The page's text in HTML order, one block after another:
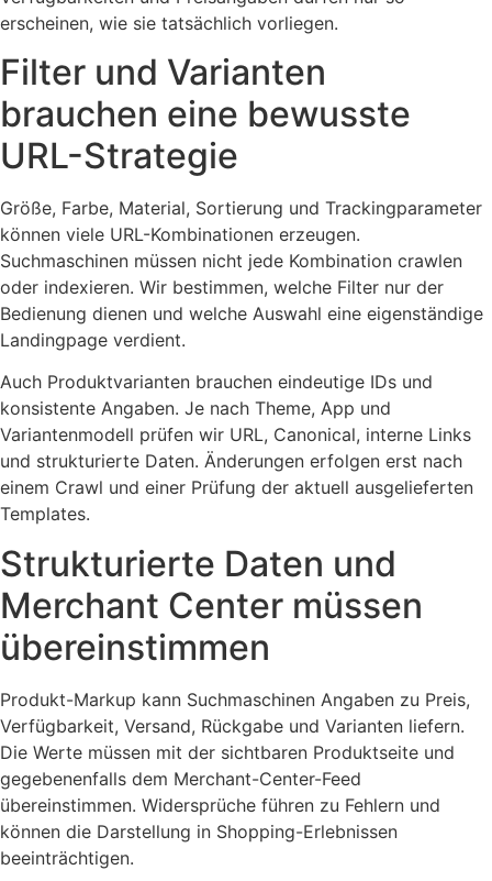
erscheinen, wie sie tatsächlich vorliegen.
Filter und Varianten
brauchen eine bewusste
URL-Strategie
Größe, Farbe, Material, Sortierung und Trackingparameter
können viele URL-Kombinationen erzeugen.
Suchmaschinen müssen nicht jede Kombination crawlen
oder indexieren. Wir bestimmen, welche Filter nur der
Bedienung dienen und welche Auswahl eine eigenständige
Landingpage verdient.
Auch Produktvarianten brauchen eindeutige IDs und
konsistente Angaben. Je nach Theme, App und
Variantenmodell prüfen wir URL, Canonical, interne Links
und strukturierte Daten. Änderungen erfolgen erst nach
einem Crawl und einer Prüfung der aktuell ausgelieferten
Templates.
Strukturierte Daten und
Merchant Center müssen
übereinstimmen
Produkt-Markup kann Suchmaschinen Angaben zu Preis,
Verfügbarkeit, Versand, Rückgabe und Varianten liefern.
Die Werte müssen mit der sichtbaren Produktseite und
gegebenenfalls dem Merchant-Center-Feed
übereinstimmen. Widersprüche führen zu Fehlern und
können die Darstellung in Shopping-Erlebnissen
beeinträchtigen.